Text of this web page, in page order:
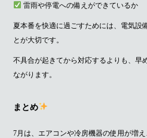
雷雨や停電への備えができているか
夏本番を快適に過ごすためには、電気設
とが大切です。
不具合が起きてから対応するよりも、早
ながります。
まとめ
7月は、エアコンや冷房機器の使用が増